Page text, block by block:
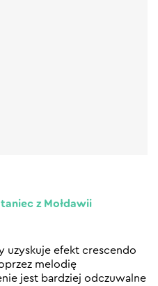
z Mołdawii
uzyskuje efekt crescendo
melodię
jest bardziej odczuwalne